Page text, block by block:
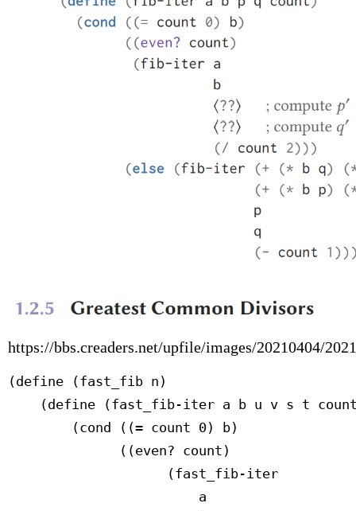
https://bbs.creaders.net/upfile/images/20210404/
(define (fast_fib n)
(define (fast_fib‑iter a b u v s t
(cond ((= count 0) b)
((even? count)
(fast_fib‑iter
a